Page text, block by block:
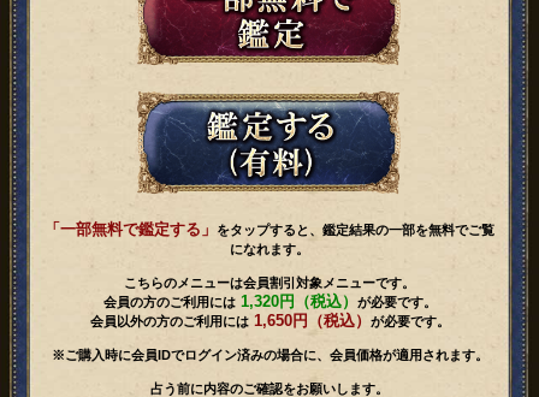
「一部無料で鑑定する」
をタップすると、鑑定結果の一部を無料でご覧
になれます。
こちらのメニューは会員割引対象メニューです。
会員の方のご利用には1,320円（税込）
が必要です。
会員以外の方のご利用には1,650円（税込） が必要です。
※ご購入時に会員IDでログイン済みの場合に、会員価格が適用されます。
占う前に内容のご確認をお願いします。